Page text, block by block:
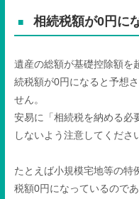
相続税額が0 円に
遺産の総額が基礎控除額を
続税額が0円になると予想
せん。
安易に「相続税を納める必
しないよう注意してくださ
たとえば小規模宅地等の特
税額0円になっているので